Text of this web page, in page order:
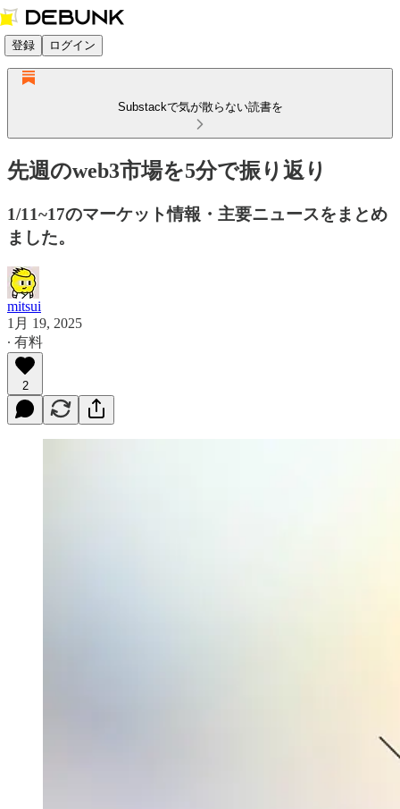
登録 ログイン
Substackで気が散らない読書を
先週のweb3市場を5分で振り返り
1/11~17のマーケット情報・主要ニュースをまとめ
ました。
mitsui
1月 19, 2025
∙ 有料
2